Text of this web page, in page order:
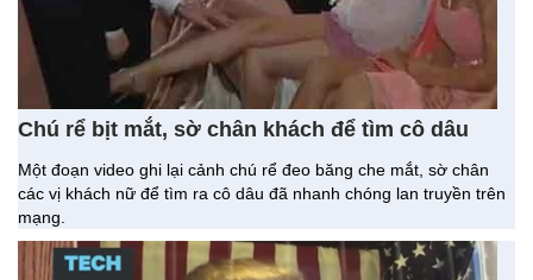
Chú rể bịt mắt, sờ chân khách để tìm cô dâu
Một đoạn video ghi lại cảnh chú rể đeo băng che mắt, sờ chân
các vị khách nữ để tìm ra cô dâu đã nhanh chóng lan truyền trên
mạng.